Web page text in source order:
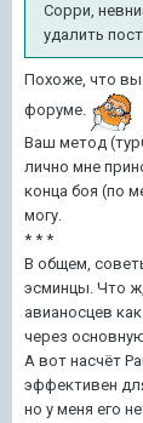
Сорри,
удалить п
Похоже, что вы
форуме.
Ваш метод
лично мне
конца боя (по
могу.
* * *
В общем,
эсминцы. Что
авианосцев
через
А вот насчёт
эффективен
но у меня его